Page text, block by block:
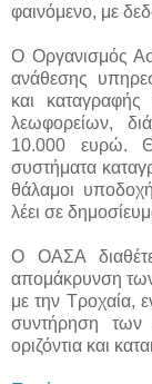
φαινόμενο, με
Ο Οργανισμός
ανάθεσης
και
λεωφορείων,
10.000 ευρώ.
συστήματα
θάλαμοι
λέει σε
Ο ΟΑΣΑ
απομάκρυνση
με την Τροχαία,
συντήρηση
οριζόντια και